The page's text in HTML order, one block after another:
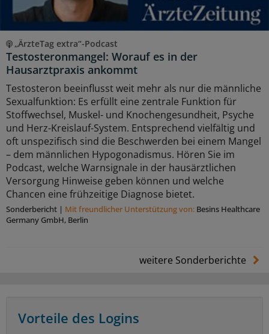
„ÄrzteTag extra“-Podcast
Testosteronmangel: Worauf es in der
Hausarztpraxis ankommt
Testosteron beeinflusst weit mehr als nur die männliche
Sexualfunktion: Es erfüllt eine zentrale Funktion für
Stoffwechsel, Muskel- und Knochengesundheit, Psyche
und Herz-Kreislauf-System. Entsprechend vielfältig und
oft unspezifisch sind die Beschwerden bei einem Mangel
– dem männlichen Hypogonadismus. Hören Sie im
Podcast, welche Warnsignale in der hausärztlichen
Versorgung Hinweise geben können und welche
Chancen eine frühzeitige Diagnose bietet.
Sonderbericht | Mit freundlicher Unterstützung von: Besins Healthcare
Germany GmbH, Berlin
weitere Sonderberichte
Vorteile des Logins